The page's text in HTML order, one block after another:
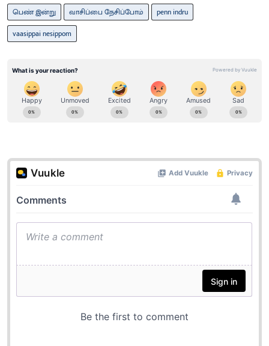
பெண் இன்று வாசிப்பை நேசிப்போம்
penn indru
vaasippai nesippom